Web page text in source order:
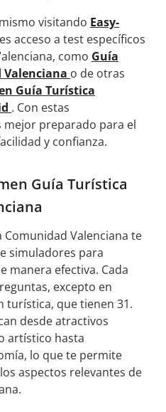
visitando Easy-
acceso a test específicos
como Guía
o de otras
Guía Turística
. Con estas
preparado para el
y confianza.
Guía Turística
Comunidad Valenciana te
simuladores para
manera efectiva. Cada
excepto en
turística, que tienen 31.
desde atractivos
artístico hasta
lo que te permite
aspectos relevantes de